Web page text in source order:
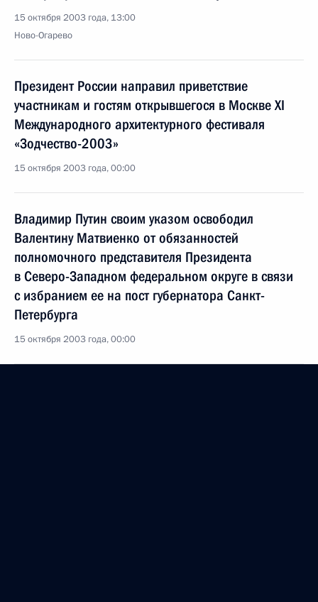
15 октября 2003 года, 13:00
Ново-Огарево
Президент России направил приветствие
участникам и гостям открывшегося в Москве XI
Международного архитектурного фестиваля
«Зодчество-2003»
15 октября 2003 года, 00:00
Владимир Путин своим указом освободил
Валентину Матвиенко от обязанностей
полномочного представителя Президента
в Северо-Западном федеральном округе в связи
с избранием ее на пост губернатора Санкт-
Петербурга
15 октября 2003 года, 00:00